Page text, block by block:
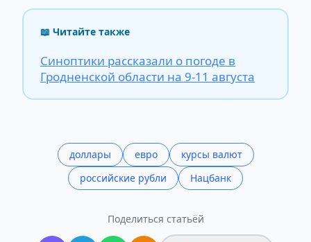
📖 Читайте также
Синоптики рассказали о погоде в
Гродненской области на 9-11 августа
доллары евро
курсы валют
российские рубли
Нацбанк
Поделиться статьёй